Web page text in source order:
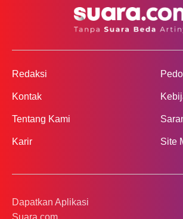
Redaksi
Kontak
Tentang Kami
Karir Site
Dapatkan Aplikasi
Suara.com